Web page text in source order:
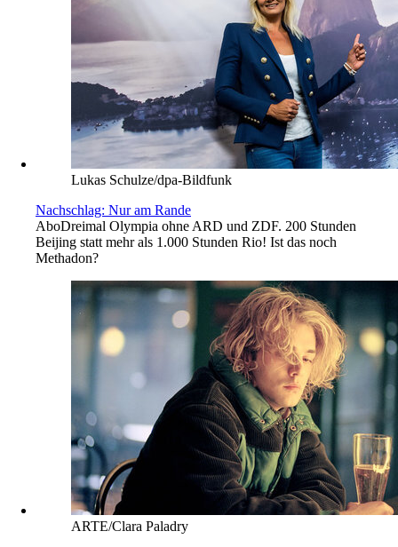
Lukas Schulze/dpa-Bildfunk
Nachschlag: Nur am Rande
AboDreimal Olympia ohne ARD und ZDF. 200 Stunden
Beijing statt mehr als 1.000 Stunden Rio! Ist das noch
Methadon?
ARTE/Clara Paladry